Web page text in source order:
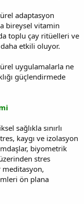
adaptasyon
bireysel vitamin
toplu çay ritüelleri ve
etkili oluyor.
uygulamalarla ne
güçlendirmede
sağlıkla sınırlı
kaygı ve izolasyon
biyometrik
stres
ön plana